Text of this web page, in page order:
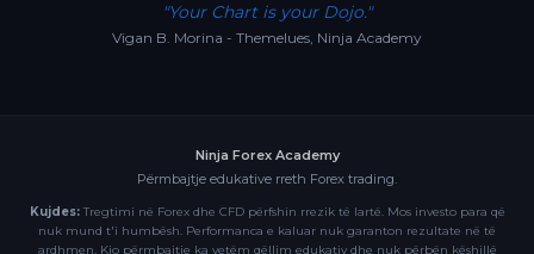
"Your Chart is your Dojo."
Vigan B. Morina - Themelues, Ninja Academy
Ninja Forex Academy
Përmbajtje edukative rreth Forex trading.
Kujdes:Tregtimi në Forex dhe CFD përfshin rrezik të lartë. Mos investo para që
nuk mund t'i humbësh. Performanca e kaluar nuk garanton rezultate në të
ardhmen. Kjo përmbajtje ka vetëm qëllim edukativ dhe nuk përbën këshillë